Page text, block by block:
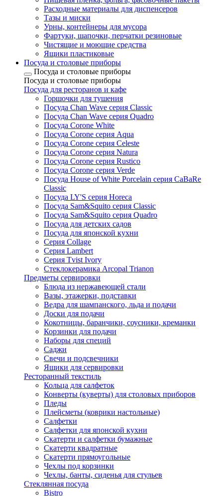
Расходные материалы для диспенсеров
Тазы и миски
Урны, контейнеры для мусора
Фартуки, шапочки, перчатки резиновые
Чистящие и моющие средства
Ящики пластиковые
Посуда и столовые приборы
Посуда и столовые приборы
Посуда и столовые приборы
Посуда для ресторанов и кафе
Горшочки для тушения
Посуда Chan Wave серия Classic
Посуда Chan Wave серия Quadro
Посуда Corone White
Посуда Corone серия Aqua
Посуда Corone серия Celeste
Посуда Corone серия Natura
Посуда Corone серия Rustico
Посуда Corone серия Verde
Посуда House of White Porcelain серия CaBaRe
Classic
Посуда LY'S серия Horeca
Посуда Sam&Squito серия Classic
Посуда Sam&Squito серия Quadro
Посуда для детских садов
Посуда для японской кухни
Серия Collage
Серия Lambert
Серия Tvist Ivory
Стеклокерамика Arcopal Trianon
Предметы сервировки
Блюда из нержавеющей стали
Вазы, этажерки, подставки
Ведра для шампанского, льда и подачи
Доски для подачи
Кокотницы, баранчики, соусники, креманки
Корзинки для подачи
Наборы для специй
Саджи
Свечи и подсвечники
Ящики для сервировки
Ресторанный текстиль
Кольца для салфеток
Конверты (куверты) для столовых приборов
Пледы
Плейсметы (коврики настольные)
Салфетки
Салфетки для японской кухни
Скатерти и салфетки бумажные
Скатерти квадратные
Скатерти прямоугольные
Чехлы под корзинки
Чехлы, банты, сиденья для стульев
Стеклянная посуда
Bistro